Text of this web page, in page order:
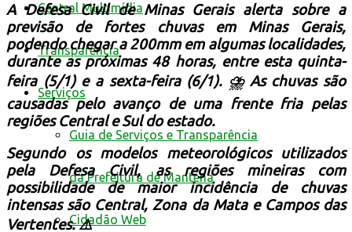
Central Multimídia
Transparência
Serviços
Guia de Serviços e Transparência
da Prefeitura de Mantena
Cidadão Web
A Defesa Civil de Minas Gerais alerta sobre a
previsão de fortes chuvas em Minas Gerais,
podendo chegar a 200mm em algumas localidades,
durante as próximas 48 horas, entre esta quinta-
feira (5/1) e a sexta-feira (6/1). ⛈️ As chuvas são
causadas pelo avanço de uma frente fria pelas
regiões Central e Sul do estado.
Segundo os modelos meteorológicos utilizados
pela Defesa Civil, as regiões mineiras com
possibilidade de maior incidência de chuvas
intensas são Central, Zona da Mata e Campos das
Vertentes. ⚠️